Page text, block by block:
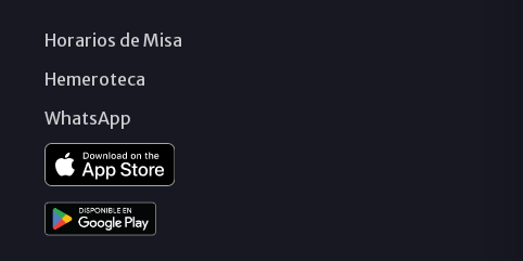
Horarios de Misa
Hemeroteca
WhatsApp